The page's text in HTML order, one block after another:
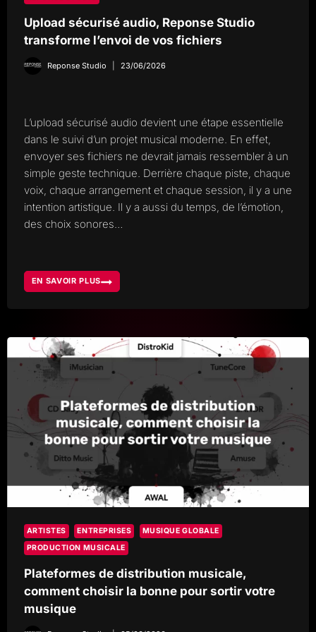
Upload sécurisé audio, Reponse Studio
transforme l’envoi de vos fichiers
Reponse Studio 23/06/2026
L’upload sécurisé audio devient une étape essentielle
dans le suivi d’un projet musical moderne. En effet,
envoyer ses fichiers ne devrait jamais ressembler à un
simple geste technique. Derrière chaque piste, chaque
voix, chaque arrangement et chaque session, il y a une
intention artistique. Il y a aussi du temps, de l’émotion,
des choix sonores…
EN SAVOIR PLUS
UPLOAD
SÉCURISÉ
DE
VOS
FICHIERS
ARTISTES ENTREPRISES
MUSIQUE GLOBALE
PRODUCTION MUSICALE
Plateformes de distribution musicale,
comment choisir la bonne pour sortir votre
musique